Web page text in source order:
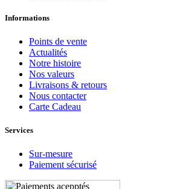
Informations
Points de vente
Actualités
Notre histoire
Nos valeurs
Livraisons & retours
Nous contacter
Carte Cadeau
Services
Sur-mesure
Paiement sécurisé